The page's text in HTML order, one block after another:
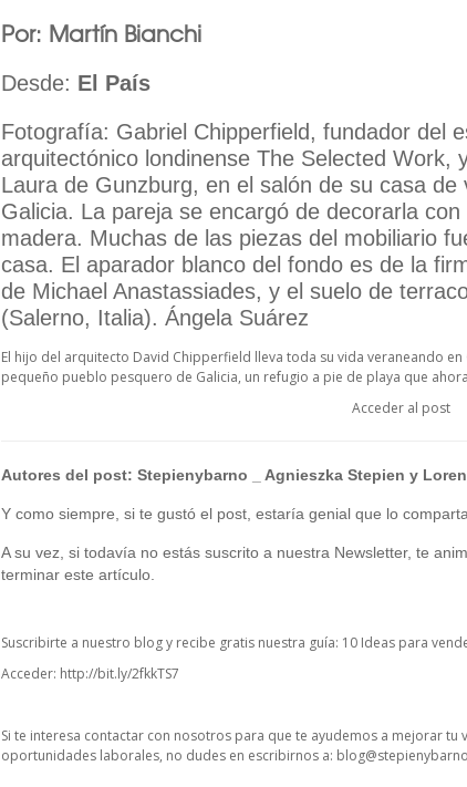
Por: Martín Bianchi
Desde: El País
Fotografía: Gabriel Chipperfield, fundador del
arquitectónico londinense The Selected Work,
Laura de Gunzburg, en el salón de su casa
Galicia. La pareja se encargó de decorarla
madera. Muchas de las piezas del mobiliario
casa. El aparador blanco del fondo es de la
de Michael Anastassiades, y el suelo de
(Salerno, Italia). Ángela Suárez
El hijo del arquitecto David Chipperfield lleva toda su vida veraneando
pequeño pueblo pesquero de Galicia, un refugio a pie de playa que
Acceder al post
Autores del post: Stepienybarno _ Agnieszka Stepien y
Y como siempre, si te gustó el post, estaría genial que lo
A su vez, si todavía no estás suscrito a nuestra Newsletter, te
terminar este artículo.
Suscribirte a nuestro blog y recibe gratis nuestra guía: 10 Ideas para
Acceder: http://bit.ly/2fkkTS7
Si te interesa contactar con nosotros para que te ayudemos a mejorar tu
oportunidades laborales, no dudes en escribirnos a: